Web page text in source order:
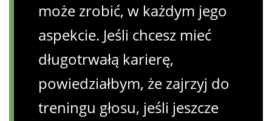
może zrobić, w każdym jego
aspekcie. Jeśli chcesz mieć
długotrwałą karierę,
powiedziałbym, że zajrzyj do
treningu głosu, jeśli jeszcze